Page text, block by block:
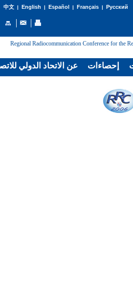
中文| English | Español | Français| Русский
: [Regional Radiocommunication Conference for the
عن الاتحاد الدولي إحصاءات